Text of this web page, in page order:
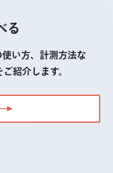
る
い方、計測方法な
紹介します。